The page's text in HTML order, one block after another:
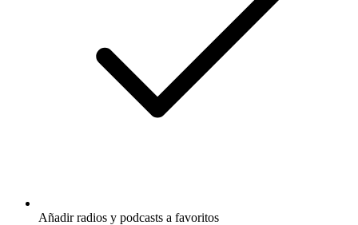
Añadir radios y podcasts a favoritos